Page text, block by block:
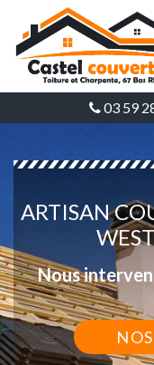
03 59
ARTISAN
Nous